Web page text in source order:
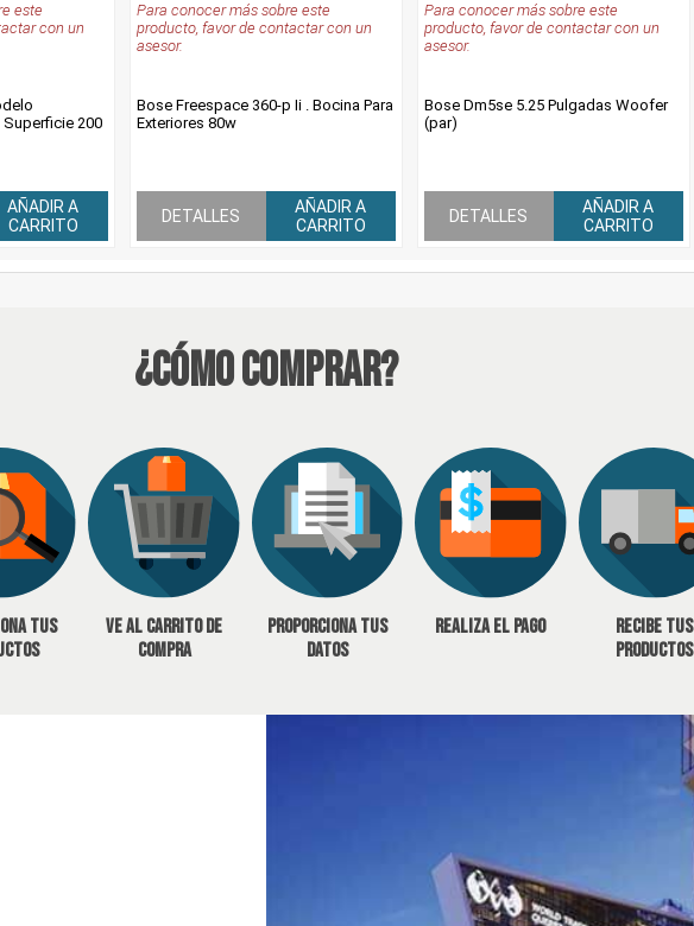
este
con un
200
AÑADIR A
CARRITO
Para conocer más sobre este
producto, favor de contactar con un
asesor.
Bose Freespace 360-p Ii . Bocina Para
Exteriores 80w
DETALLES
AÑADIR A
CARRITO
Para conocer más sobre este
producto, favor de contactar con un
asesor.
Bose Dm5se 5.25 Pulgadas Woofer
(par)
DETALLES
AÑADIR A
CARRITO
¿Cómo Comprar?
tus
Ve al carrito de
compra
Proporciona tus
datos
Realiza el pago
Recibe tus
productos